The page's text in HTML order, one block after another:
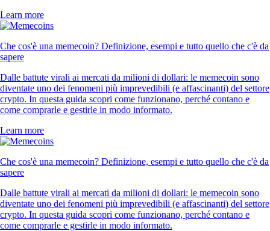
Learn more
Che cos'è una memecoin? Definizione, esempi e tutto quello che c'è da
sapere
Dalle battute virali ai mercati da milioni di dollari: le memecoin sono
diventate uno dei fenomeni più imprevedibili (e affascinanti) del settore
crypto. In questa guida scopri come funzionano, perché contano e
come comprarle e gestirle in modo informato.
Learn more
Che cos'è una memecoin? Definizione, esempi e tutto quello che c'è da
sapere
Dalle battute virali ai mercati da milioni di dollari: le memecoin sono
diventate uno dei fenomeni più imprevedibili (e affascinanti) del settore
crypto. In questa guida scopri come funzionano, perché contano e
come comprarle e gestirle in modo informato.